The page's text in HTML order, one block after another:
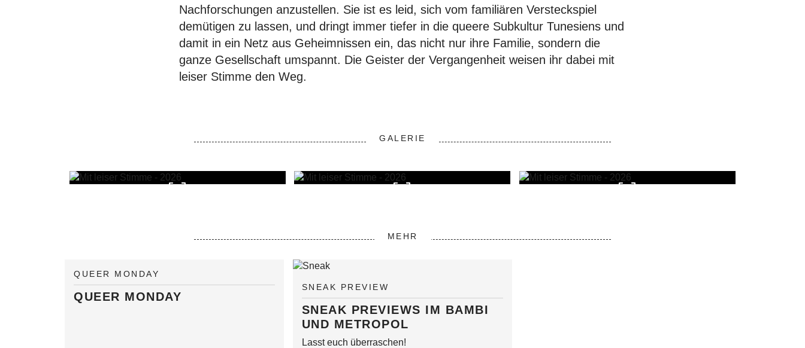
Nachforschungen anzustellen. Sie ist es leid, sich vom familiären Versteckspiel
demütigen zu lassen, und dringt immer tiefer in die queere Subkultur Tunesiens und
damit in ein Netz aus Geheimnissen ein, das nicht nur ihre Familie, sondern die
ganze Gesellschaft umspannt. Die Geister der Vergangenheit weisen ihr dabei mit
leiser Stimme den Weg.
GALERIE
MEHR
QUEER MONDAY
QUEER MONDAY
SNEAK PREVIEW
SNEAK PREVIEWS IM BAMBI
UND METROPOL
Lasst euch überraschen!